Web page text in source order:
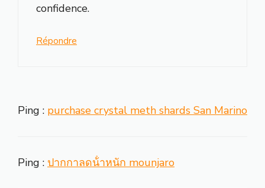
confidence.
Répondre
Ping : purchase crystal meth shards San Marino
Ping : ปากกาลดน้ําหนัก mounjaro